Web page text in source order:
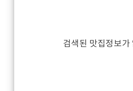
검색된 맛집정보가